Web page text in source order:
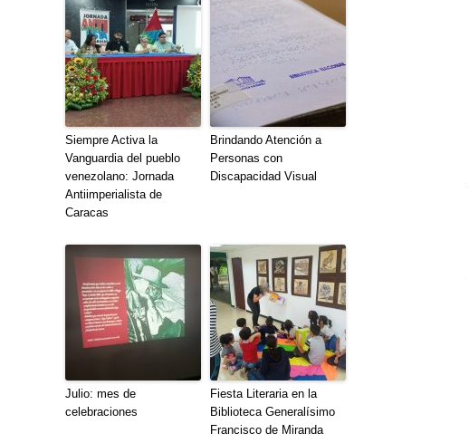
Siempre Activa la
Vanguardia del pueblo
venezolano: Jornada
Antiimperialista de
Caracas
Brindando Atención a
Personas con
Discapacidad Visual
Julio: mes de
celebraciones
Fiesta Literaria en la
Biblioteca Generalísimo
Francisco de Miranda